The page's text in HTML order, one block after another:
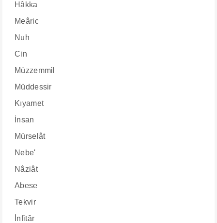
Hâkka
Meâric
Nuh
Cin
Müzzemmil
Müddessir
Kıyamet
İnsan
Mürselât
Nebe'
Nâziât
Abese
Tekvir
İnfitâr